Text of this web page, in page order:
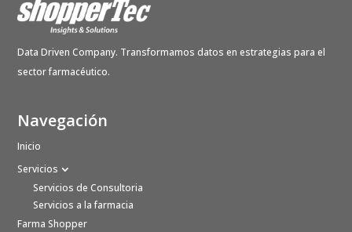
Data Driven Company. Transformamos datos en estrategias para el
sector farmacéutico.
Navegación
Inicio
Servicios
Servicios de Consultoria
Servicios a la farmacia
Farma Shopper